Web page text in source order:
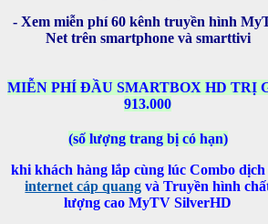
- Xem miễn phí 60 kênh truyền hình
Net trên smartphone và smarttivi
MIỄN PHÍ ĐẦU SMARTBOX HD TRỊ
913.000
(số lượng trang bị có hạn)
khi khách hàng lắp cùng lúc Combo dịch
internet cáp quang và Truyền hình
lượng cao MyTV SilverHD